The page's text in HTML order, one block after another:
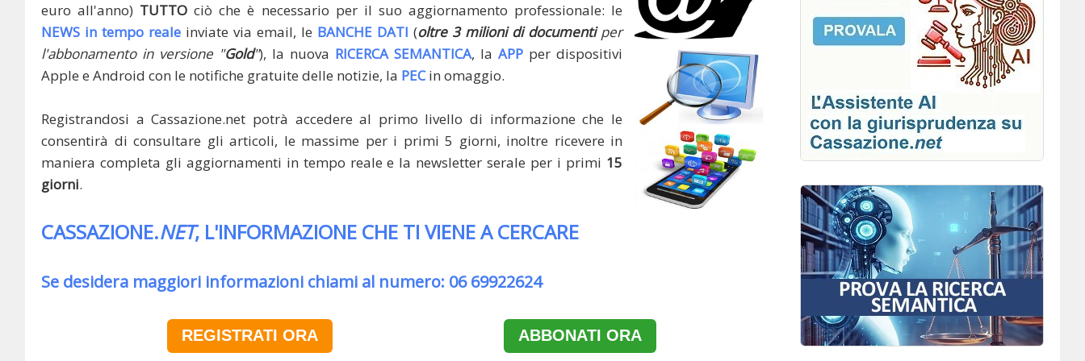
euro all'anno) TUTTO ciò che è necessario per il suo aggiornamento professionale: le
NEWS in tempo reale inviate via email, le BANCHE DATI (oltre 3 milioni di documentiper
l'abbonamento in versione "Gold"), la nuova RICERCA SEMANTICA, la APP per dispositivi
Apple e Android con le notifiche gratuite delle notizie, la PECin omaggio.
Registrandosi a Cassazione.net potrà accedere al primo livello di informazione che le
consentirà di consultare gli articoli, le massime per i primi 5 giorni, inoltre ricevere in
maniera completa gli aggiornamenti in tempo reale e la newsletter serale per i primi 15
giorni.
CASSAZIONE.NET, L'INFORMAZIONE CHE TI VIENE A CERCARE
Se desidera maggiori informazioni chiami al numero: 06 69922624
REGISTRATI ORA ABBONATI ORA